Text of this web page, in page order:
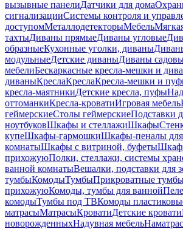
вызывные панелиДатчики для дома
сигнализацииСистемы контроля и
доступомМеталлодетекторыМебель
тахтыДиваны прямыеДиваны угловые
образныеКухонные уголки, диваны
модульныеДетские диваныДиваны
мебелиБескаркасные кресла-мешки и
диваныКреслаКреслаКресла-мешки и
кресла-маятникиДетские кресла, пуфы
оттоманкиКресла-кроватиИгровая мебель
геймерскиеСтолы геймерскиеПодставки
ноутбуковШкафы и стеллажиШкафы
купеШкафы-гармошкиШкафы-пеналы
комнатыШкафы с витриной, буфеты
прихожуюПолки, стеллажи, системы
ванной комнатыВешалки, подставки для
тумбыКомодыТумбыПрикроватные
прихожуюКомоды, тумбы для ванной
комодыТумбы под ТВКомоды
матрасыМатрасыКроватиДетские кровати
новорожденныхНадувная мебель